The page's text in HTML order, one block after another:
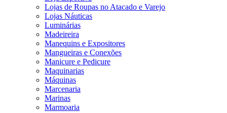
Lojas de Roupas no Atacado e Varejo
Lojas Náuticas
Luminárias
Madeireira
Manequins e Expositores
Mangueiras e Conexões
Manicure e Pedicure
Maquinarias
Máquinas
Marcenaria
Marinas
Marmoaria